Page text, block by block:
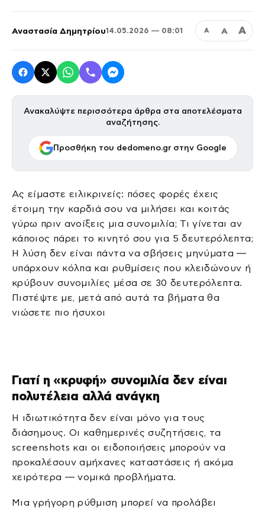
Αναστασία Δημητρίου14.05.2026 — 08:01 Α Α Α
Ανακαλύψτε περισσότερα άρθρα στα αποτελέσματα
αναζήτησης.
Προσθήκη του dedomeno.gr στην Google
Ας είμαστε ειλικρινείς: πόσες φορές έχεις
έτοιμη την καρδιά σου να μιλήσει και κοιτάς
γύρω πριν ανοίξεις μια συνομιλία; Τι γίνεται αν
κάποιος πάρει το κινητό σου για 5 δευτερόλεπτα;
Η λύση δεν είναι πάντα να σβήσεις μηνύματα —
υπάρχουν κόλπα και ρυθμίσεις που κλειδώνουν ή
κρύβουν συνομιλίες μέσα σε 30 δευτερόλεπτα.
Πιστέψτε με, μετά από αυτά τα βήματα θα
νιώσετε πιο ήσυχοι
Γιατί η «κρυφή» συνομιλία δεν είναι
πολυτέλεια αλλά ανάγκη
Η ιδιωτικότητα δεν είναι μόνο για τους
διάσημους. Οι καθημερινές συζητήσεις, τα
screenshots και οι ειδοποιήσεις μπορούν να
προκαλέσουν αμήχανες καταστάσεις ή ακόμα
χειρότερα — νομικά προβλήματα.
Μια γρήγορη ρύθμιση μπορεί να προλάβει